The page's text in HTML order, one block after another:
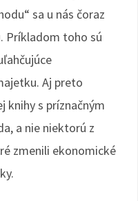
sa u nás čoraz
Príkladom toho sú
Aj preto
knihy s príznačným
a nie niektorú z
zmenili ekonomické